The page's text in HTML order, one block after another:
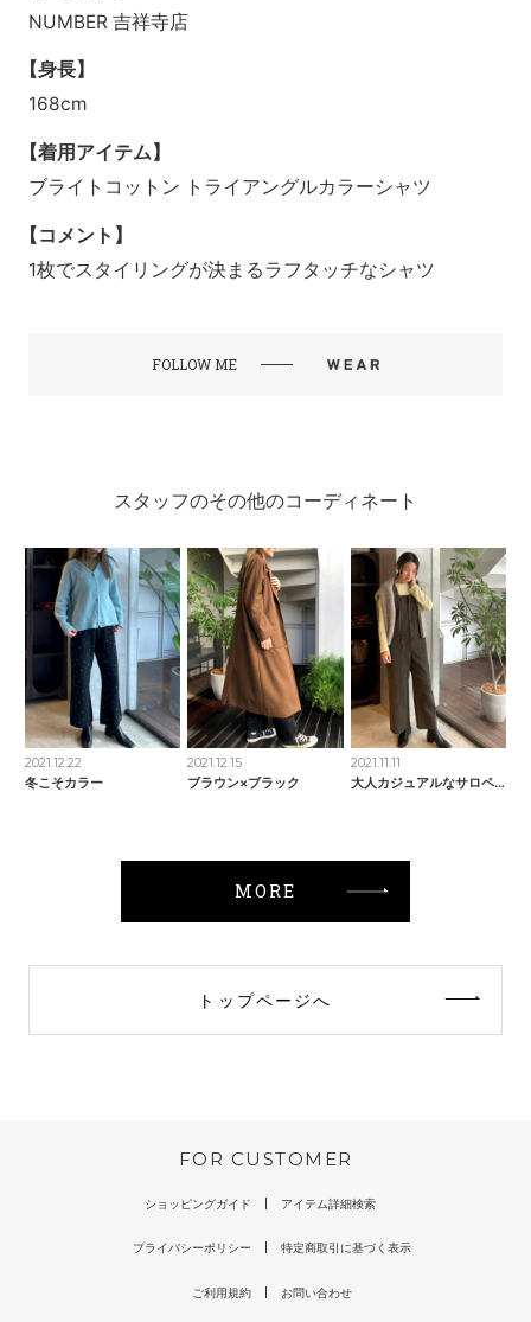
NUMBER 吉祥寺店
【身長】
168cm
【着用アイテム】
ブライトコットン トライアングルカラーシャツ
【コメント】
1枚でスタイリングが決まるラフタッチなシャツ
FOLLOW ME
スタッフのその他のコーディネート
2021.12.22
冬こそカラー
2021.12.15
ブラウン×ブラック
2021.11.11
大人カジュアルなサロペット
MORE
トップページへ
FOR CUSTOMER
ショッピングガイド アイテム詳細検索
プライバシーポリシー 特定商取引に基づく表示
ご利用規約 お問い合わせ